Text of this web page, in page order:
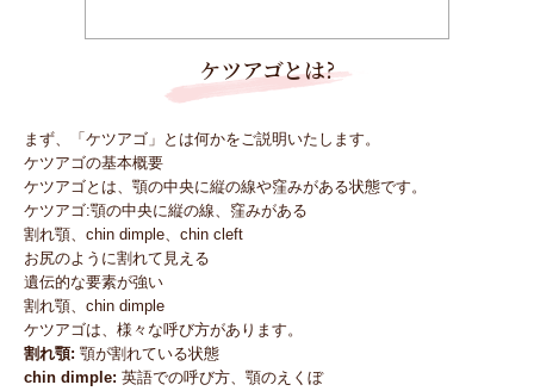
ケツアゴとは?
まず、「ケツアゴ」とは何かをご説明いたします。
ケツアゴの基本概要
ケツアゴとは、顎の中央に縦の線や窪みがある状態です。
ケツアゴ:顎の中央に縦の線、窪みがある
割れ顎、chin dimple、chin cleft
お尻のように割れて見える
遺伝的な要素が強い
割れ顎、chin dimple
ケツアゴは、様々な呼び方があります。
割れ顎: 顎が割れている状態
chin dimple: 英語での呼び方、顎のえくぼ